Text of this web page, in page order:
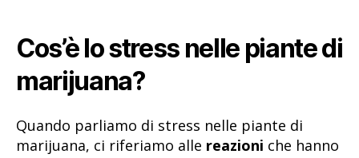
Cos’è lo stress nelle piante di
marijuana?
Quando parliamo di stress nelle piante di
marijuana, ci riferiamo alle reazioni che hanno